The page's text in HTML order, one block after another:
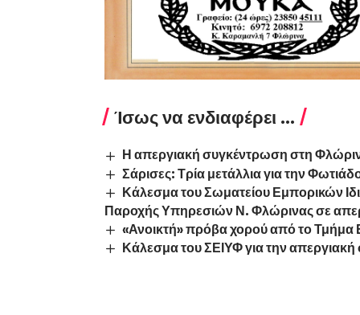
Ίσως να ενδιαφέρει ...
Η απεργιακή συγκέντρωση στη
Σάρισες: Τρία μετάλλια για την
Κάλεσμα του Σωματείου Εμπορικών
Παροχής Υπηρεσιών Ν. Φλώρινας σε
«Ανοικτή» πρόβα χορού από το Τμήμα
Κάλεσμα του ΣΕΙΥΦ για την